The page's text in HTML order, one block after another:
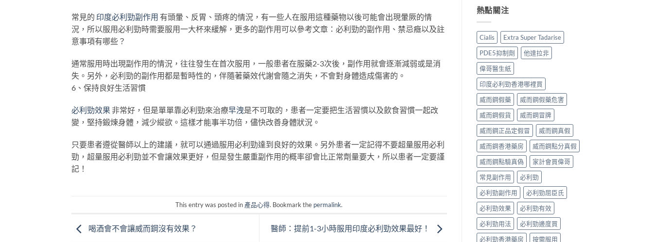
常見的 印度必利勁副作用 有頭暈、反胃、頭疼的情況，有一些人在服用這種藥物以後可能會出現暈厥的情
況，所以服用必利勁時需要服用一大杯來緩解，更多的副作用可以參考文章：必利勁的副作用、禁忌癥以及註
意事項有哪些？
通常服用時出現副作用的情況，往往發生在首次服用，一般患者在服藥2-3次後，副作用就會逐漸減弱或是消
失。另外，必利勁的副作用都是暫時性的，伴隨著藥效代謝會隨之消失，不會對身體造成傷害的。
6、保持良好生活習慣
必利勁效果 非常好，但是單單靠必利勁來治療早洩是不可取的，患者一定要把生活習慣以及飲食習慣一起改
變，堅持鍛煉身體，減少縱欲。這樣才能事半功倍，儘快改善身體狀況。
只要患者遵從醫師以上的建議，就可以通過服用必利勁達到良好的效果。另外患者一定記得不要超量服用必利
勁，超量服用必利勁並不會讓效果更好，但是發生嚴重副作用的概率卻會比正常劑量要大，所以患者一定要謹
記！
This entry was posted in 產品心得. Bookmark the permalink.
喝酒會不會讓威而鋼沒有效果？ 醫師：提前1-3小時服用印度必利勁效果最好！
常
見
應、
發
生
率〉
中
達
起
效
與
藥
效
持
續
完
整
指
南：
30
分
鐘
見
效、
最
長
36
小
時、
正
確
用
法
與
勁
吃
顆
夠
嗎？
30mg
vs
60mg
劑
量
選
擇
與
安
全
性
完
整
解
析〉
中
熱點關注
Cialis
Extra Super Tadarise
PDE5抑制劑
他達拉非
偉哥醫生紙
印度必利勁香港哪裡買
威而鋼假藥
威而鋼假藥危害
威而鋼假貨
威而鋼冒牌
威而鋼正品定假冒
威而鋼真假
威而鋼香港藥房
威而鋼點分真假
威而鋼點驗真偽
家計會買偉哥
常見副作用
必利勁
必利勁副作用
必利勁屈臣氏
必利勁效果
必利勁有效
必利勁用法
必利勁邊度買
必利勁香港藥房
按需服用